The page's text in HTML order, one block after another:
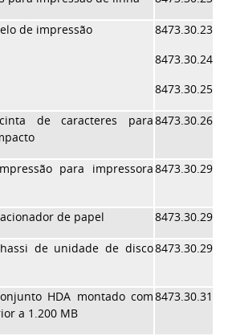
de impressão
8473.30.23
8473.30.24
8473.30.25
cinta de caracteres para8473.30.26
para impressora8473.30.29
de papel 8473.30.29
de unidade de disco8473.30.29
HDA montado com
a 1.200 MB
8473.30.31